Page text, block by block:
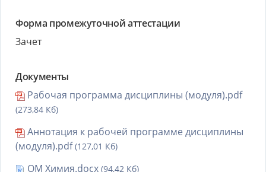
Форма промежуточной аттестации
Зачет
Документы
Рабочая программа дисциплины (модуля).pdf
(273,84 Кб)
Аннотация к рабочей программе дисциплины
(модуля).pdf(127,01 Кб)
ОМ Химия.docx (94,42 Кб)